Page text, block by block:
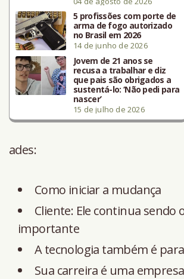
5 profissões com porte de
arma de fogo autorizado
no Brasil em 2026
14 de junho de 2026
Jovem de 21 anos se
recusa a trabalhar e diz
que pais são obrigados a
sustentá-lo: ‘Não pedi para
nascer’
15 de julho de 2026
ades:
Como iniciar a mudança
Cliente: Ele continua sendo
importante
A tecnologia também é
Sua carreira é uma empresa